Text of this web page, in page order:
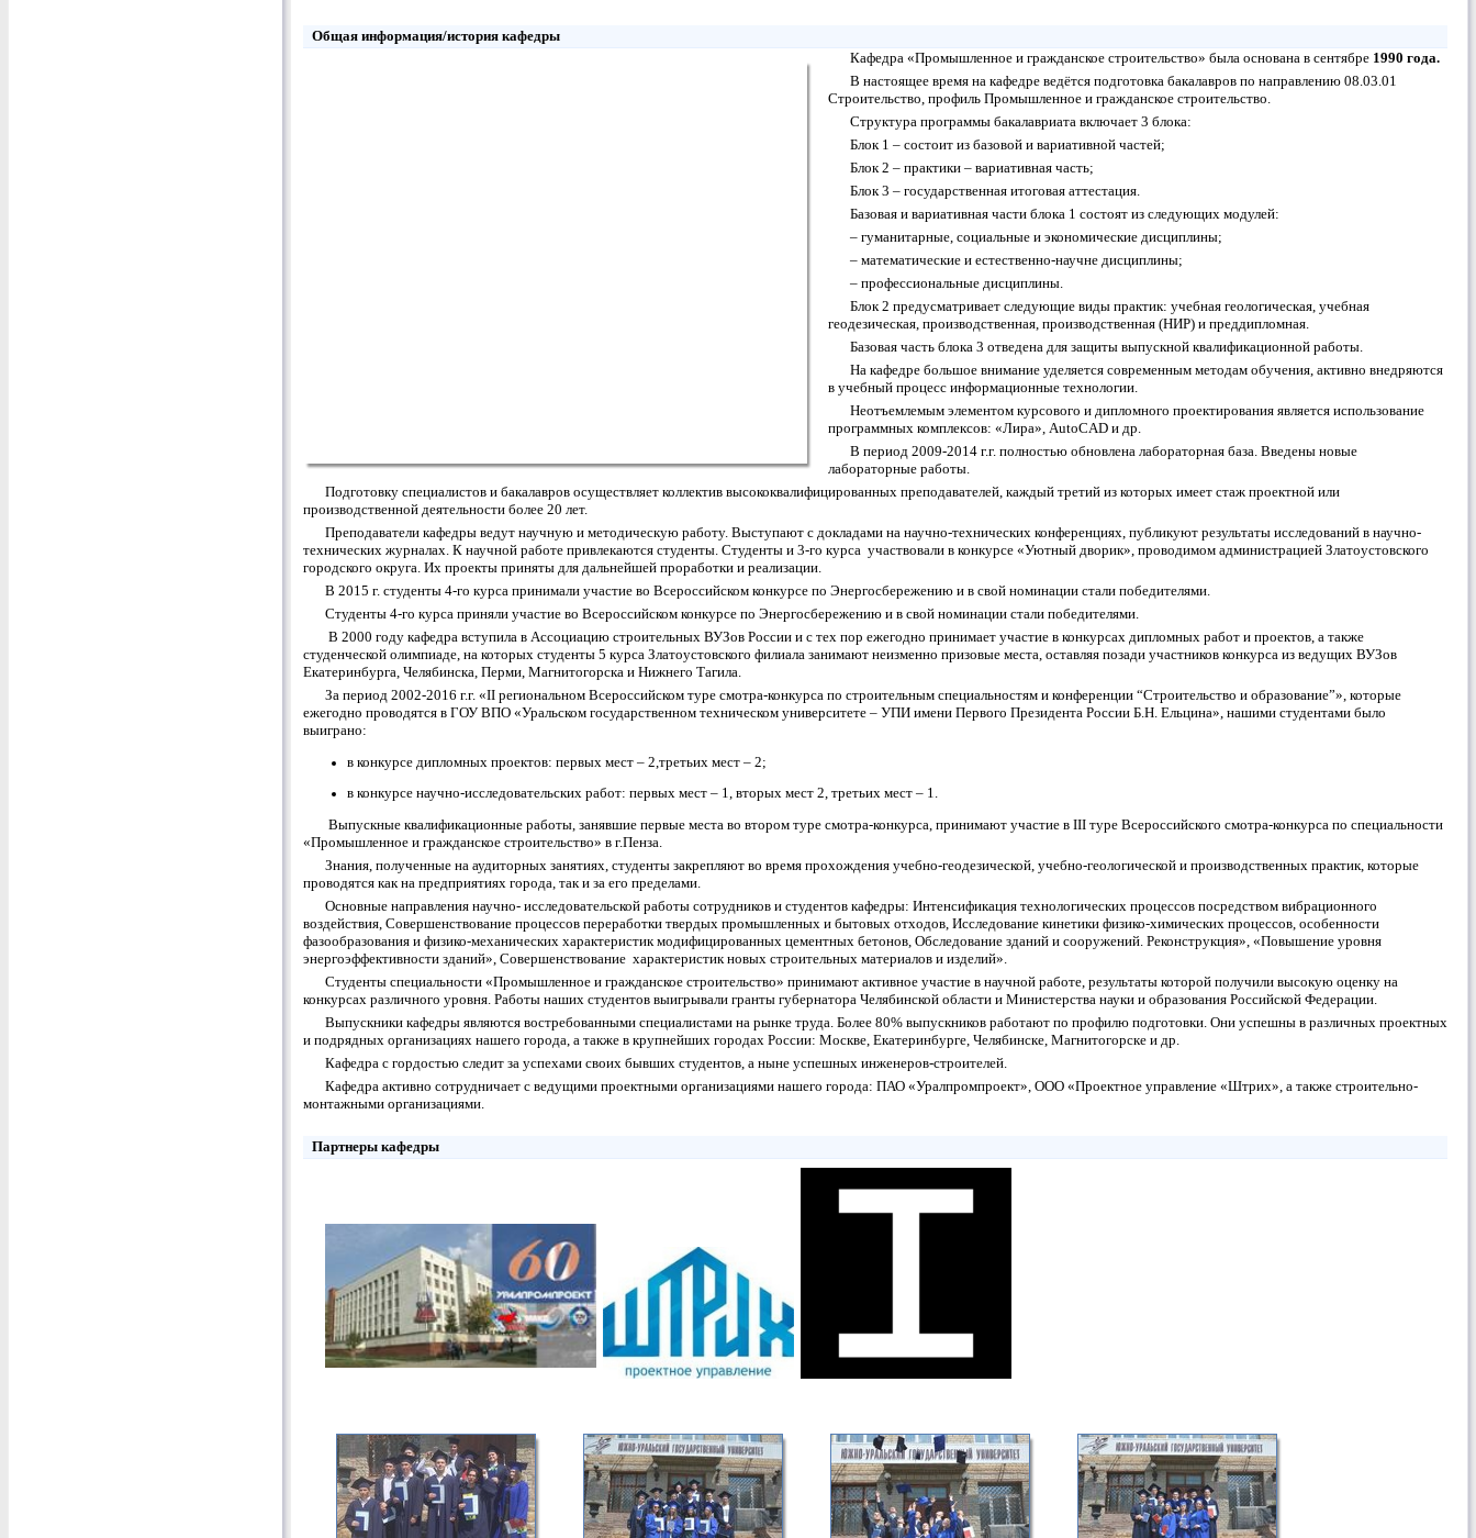
Общая информация/история кафедры
Кафедра «Промышленное и гражданское строительство» была основана в сентябре 1990 года.
В настоящее время на кафедре ведётся подготовка бакалавров по направлению 08.03.01
Строительство, профиль Промышленное и гражданское строительство.
Структура программы бакалавриата включает 3 блока:
Блок 1 – состоит из базовой и вариативной частей;
Блок 2 – практики – вариативная часть;
Блок 3 – государственная итоговая аттестация.
Базовая и вариативная части блока 1 состоят из следующих модулей:
– гуманитарные, социальные и экономические дисциплины;
– математические и естественно-научне дисциплины;
– профессиональные дисциплины.
Блок 2 предусматривает следующие виды практик: учебная геологическая, учебная
геодезическая, производственная, производственная (НИР) и преддипломная.
Базовая часть блока 3 отведена для защиты выпускной квалификационной работы.
На кафедре большое внимание уделяется современным методам обучения, активно внедряются
в учебный процесс информационные технологии.
Неотъемлемым элементом курсового и дипломного проектирования является использование
программных комплексов: «Лира», AutoCAD и др.
В период 2009-2014 г.г. полностью обновлена лабораторная база. Введены новые
лабораторные работы.
Подготовку специалистов и бакалавров осуществляет коллектив высококвалифицированных преподавателей, каждый третий из которых имеет стаж проектной или
производственной деятельности более 20 лет.
Преподаватели кафедры ведут научную и методическую работу. Выступают с докладами на научно-технических конференциях, публикуют результаты исследований в научно-
технических журналах. К научной работе привлекаются студенты. Студенты и 3-го курса участвовали в конкурсе «Уютный дворик», проводимом администрацией Златоустовского
городского округа. Их проекты приняты для дальнейшей проработки и реализации.
В 2015 г. студенты 4-го курса принимали участие во Всероссийском конкурсе по Энергосбережению и в свой номинации стали победителями.
Студенты 4-го курса приняли участие во Всероссийском конкурсе по Энергосбережению и в свой номинации стали победителями.
В 2000 году кафедра вступила в Ассоциацию строительных ВУЗов России и с тех пор ежегодно принимает участие в конкурсах дипломных работ и проектов, а также
студенческой олимпиаде, на которых студенты 5 курса Златоустовского филиала занимают неизменно призовые места, оставляя позади участников конкурса из ведущих ВУЗов
Екатеринбурга, Челябинска, Перми, Магнитогорска и Нижнего Тагила.
За период 2002-2016 г.г. «II региональном Всероссийском туре смотра-конкурса по строительным специальностям и конференции “Строительство и образование”», которые
ежегодно проводятся в ГОУ ВПО «Уральском государственном техническом университете – УПИ имени Первого Президента России Б.Н. Ельцина», нашими студентами было
выиграно:
в конкурсе дипломных проектов: первых мест – 2,третьих мест – 2;
в конкурсе научно-исследовательских работ: первых мест – 1, вторых мест 2, третьих мест – 1.
Выпускные квалификационные работы, занявшие первые места во втором туре смотра-конкурса, принимают участие в III туре Всероссийского смотра-конкурса по специальности
«Промышленное и гражданское строительство» в г.Пенза.
Знания, полученные на аудиторных занятиях, студенты закрепляют во время прохождения учебно-геодезической, учебно-геологической и производственных практик, которые
проводятся как на предприятиях города, так и за его пределами.
Основные направления научно- исследовательской работы сотрудников и студентов кафедры: Интенсификация технологических процессов посредством вибрационного
воздействия, Совершенствование процессов переработки твердых промышленных и бытовых отходов, Исследование кинетики физико-химических процессов, особенности
фазообразования и физико-механических характеристик модифицированных цементных бетонов, Обследование зданий и сооружений. Реконструкция», «Повышение уровня
энергоэффективности зданий», Совершенствование характеристик новых строительных материалов и изделий».
Студенты специальности «Промышленное и гражданское строительство» принимают активное участие в научной работе, результаты которой получили высокую оценку на
конкурсах различного уровня. Работы наших студентов выигрывали гранты губернатора Челябинской области и Министерства науки и образования Российской Федерации.
Выпускники кафедры являются востребованными специалистами на рынке труда. Более 80% выпускников работают по профилю подготовки. Они успешны в различных проектных
и подрядных организациях нашего города, а также в крупнейших городах России: Москве, Екатеринбурге, Челябинске, Магнитогорске и др.
Кафедра с гордостью следит за успехами своих бывших студентов, а ныне успешных инженеров-строителей.
Кафедра активно сотрудничает с ведущими проектными организациями нашего города: ПАО «Уралпромпроект», ООО «Проектное управление «Штрих», а также строительно-
монтажными организациями.
Партнеры кафедры